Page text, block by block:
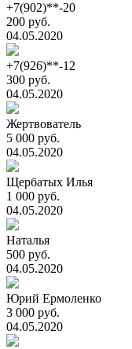
+7(902)**-20
200 руб.
04.05.2020
+7(926)**-12
300 руб.
04.05.2020
Жертвователь
5 000 руб.
04.05.2020
Щербатых Илья
1 000 руб.
04.05.2020
Наталья
500 руб.
04.05.2020
Юрий Ермоленко
3 000 руб.
04.05.2020